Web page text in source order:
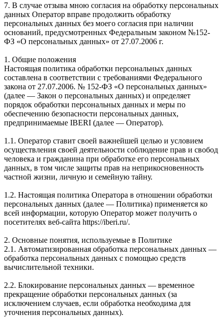
7. В случае отзыва мною согласия на обработку персональных
данных Оператор вправе продолжить обработку
персональных данных без моего согласия при наличии
оснований, предусмотренных Федеральным законом №152-
ФЗ «О персональных данных» от 27.07.2006 г.
1. Общие положения
Настоящая политика обработки персональных данных
составлена в соответствии с требованиями Федерального
закона от 27.07.2006. № 152-ФЗ «О персональных данных»
(далее — Закон о персональных данных) и определяет
порядок обработки персональных данных и меры по
обеспечению безопасности персональных данных,
предпринимаемые IBERI (далее — Оператор).
1.1. Оператор ставит своей важнейшей целью и условием
осуществления своей деятельности соблюдение прав и свобод
человека и гражданина при обработке его персональных
данных, в том числе защиты прав на неприкосновенность
частной жизни, личную и семейную тайну.
1.2. Настоящая политика Оператора в отношении обработки
персональных данных (далее — Политика) применяется ко
всей информации, которую Оператор может получить о
посетителях веб-сайта https://iberi.ru/.
2. Основные понятия, используемые в Политике
2.1. Автоматизированная обработка персональных данных —
обработка персональных данных с помощью средств
вычислительной техники.
2.2. Блокирование персональных данных — временное
прекращение обработки персональных данных (за
исключением случаев, если обработка необходима для
уточнения персональных данных).